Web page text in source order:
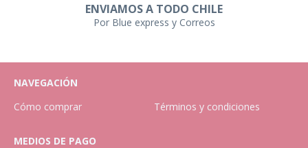
ENVIAMOS A TODO CHILE
Por Blue express y Correos
NAVEGACIÓN
Cómo comprar
Términos y condiciones
MEDIOS DE PAGO